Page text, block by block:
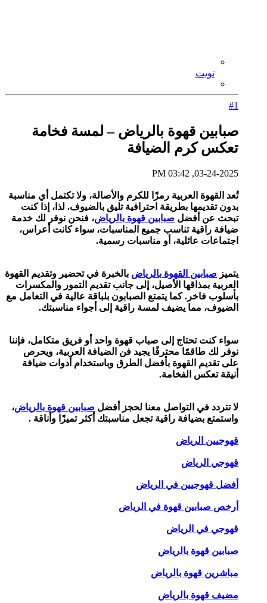
تويت
#1
صبابين قهوة بالرياض – لمسة فخامة
تعكس كرم الضيافة
03-24-2025, 03:42 PM
تُعد القهوة العربية رمزًا للكرم والأصالة، ولا تكتمل أي مناسبة
بدون تقديمها بطريقة احترافية تليق بالضيوف. لذا، إذا كنت
تبحث عن أفضل صبابين قهوة بالرياض، فنحن نوفر لك خدمة
ضيافة راقية تناسب جميع المناسبات، سواء كانت أعراس،
اجتماعات عائلية، أو مناسبات رسمية.
يتميز صبابين القهوة بالرياض بالخبرة في تحضير وتقديم القهوة
العربية بمذاقها الأصيل، إلى جانب تقديم التمور والمكسرات
بأسلوب فاخر. كما يتمتع الصبابون بلباقة عالية في التعامل مع
الضيوف، مما يضيف لمسة راقية إلى أجواء مناسبتك.
سواء كنت تحتاج إلى صباب قهوة واحد أو فريق متكامل، فإننا
نوفر لك طاقمًا محترفًا يجيد فن الضيافة العربية، ويحرص
على تقديم القهوة بأفضل الطرق وباستخدام أدوات ضيافة
أنيقة تعكس الفخامة.
لا تتردد في التواصل معنا لحجز أفضل صبابين قهوة بالرياض،
واستمتع بضيافة راقية تجعل مناسبتك أكثر تميزًا وأناقة .
قهوجيين الرياض
قهوجي الرياض
أفضل قهوجيين في الرياض
أرخص صبابين قهوة في الرياض
قهوجي في الرياض
صبابين قهوة بالرياض
مباشرين قهوة بالرياض
مضيف قهوة بالرياض